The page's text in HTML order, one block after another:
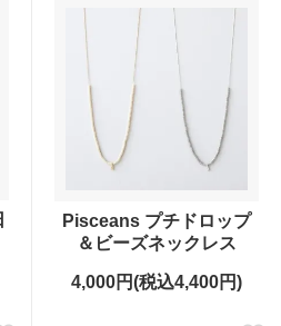
Pisceans プチドロップ
＆ビーズネックレス
4,000円(税込4,400円)